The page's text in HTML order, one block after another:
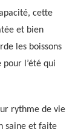
cette
et bien
les boissons
l’été qui
rythme de vie
saine et faite